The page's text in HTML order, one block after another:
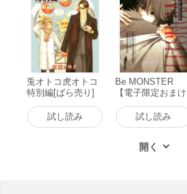
兎オトコ虎オトコ
特別編[ばら売り]
電子書籍版
試し読み
Be MONSTER
【電子限定おまけ
マンガ4P付】 電子
書籍版試し読み